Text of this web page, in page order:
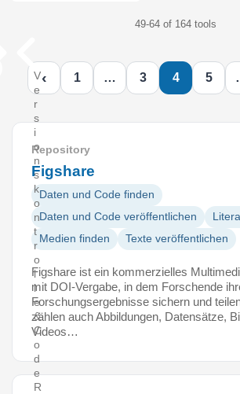
49-64 of 164 tools
V
e
r
s
i
o
n
s
k
o
n
t
r
o
l
l
e
&
C
o
d
e
R
‹ 1 … 3 4 5
Repository
Figshare
Daten und Code finden
Daten und Code veröffentlichen
Medien finden
Texte veröffentlichen
Figshare ist ein kommerzielles
mit DOI-Vergabe, in dem Forschende
Forschungsergebnisse sichern und
zählen auch Abbildungen, Datensätze,
Videos…